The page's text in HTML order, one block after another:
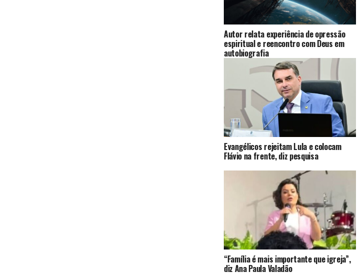
Autor relata experiência de opressão
espiritual e reencontro com Deus em
autobiografia
Evangélicos rejeitam Lula e colocam
Flávio na frente, diz pesquisa
“Família é mais importante que igreja”,
diz Ana Paula Valadão